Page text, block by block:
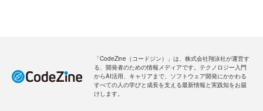
「CodeZine（コードジン）」は、株式会社翔泳社が運営す
る、開発者のための情報メディアです。テクノロジー入門
からAI活用、キャリアまで、ソフトウェア開発にかかわる
すべての人の学びと成長を支える最新情報と実践知をお届
けします。